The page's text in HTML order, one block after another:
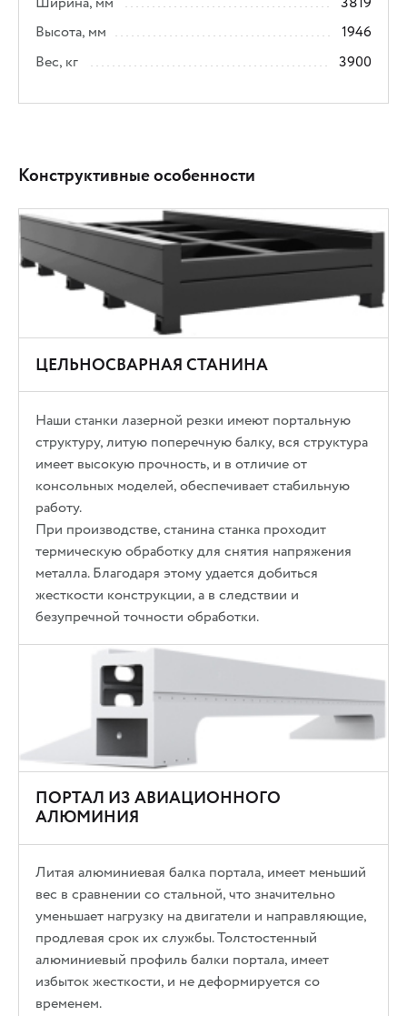
Высота, мм
1946
Вес, кг
3900
Конструктивные особенности
ЦЕЛЬНОСВАРНАЯ СТАНИНА
Наши станки лазерной резки имеют портальную
структуру, литую поперечную балку, вся структура
имеет высокую прочность, и в отличие от
консольных моделей, обеспечивает стабильную
работу.
При производстве, станина станка проходит
термическую обработку для снятия напряжения
металла. Благодаря этому удается добиться
жесткости конструкции, а в следствии и
безупречной точности обработки.
ПОРТАЛ ИЗ АВИАЦИОННОГО
АЛЮМИНИЯ
Литая алюминиевая балка портала, имеет меньший
вес в сравнении со стальной, что значительно
уменьшает нагрузку на двигатели и направляющие,
продлевая срок их службы. Толстостенный
алюминиевый профиль балки портала, имеет
избыток жесткости, и не деформируется со
временем.